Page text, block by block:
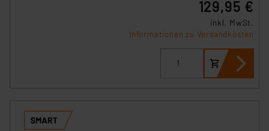
129,95 €
inkl. MwSt.
Informationen zu Versandkosten